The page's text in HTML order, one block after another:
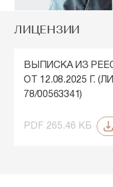
ЛИЦЕНЗИИ
ВЫПИСКА ИЗ
ОТ 12.08.2025 Г.
78/00563341)
PDF 265.46 КБ